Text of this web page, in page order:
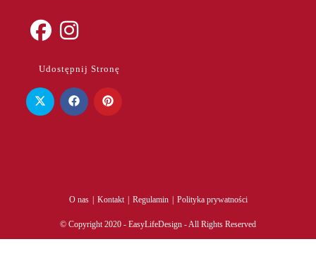
a
new
in
a
new
Udostępnij Stronę
O nas Kontakt Regulamin Polityka prywatności
© Copyright 2020 - EasyLifeDesign - All Rights Reserved